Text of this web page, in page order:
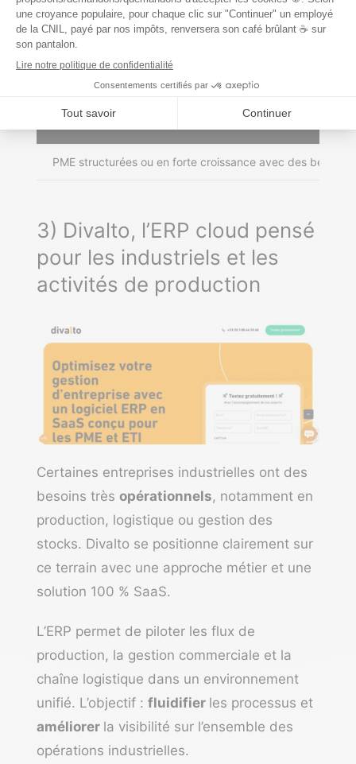
votre organisation.
Pour en savoir plus sur SAP, consultez notre
fiche dédiée.
Pour qui ?
PME structurées ou en forte croissance avec des
3) Divalto, l’ERP cloud pensé
pour les industriels et les
activités de production
Certaines entreprises industrielles ont des
besoins très opérationnels, notamment en
production, logistique ou gestion des
stocks. Divalto se positionne clairement sur
ce terrain avec une approche métier et une
solution 100 % SaaS.
L’ERP permet de piloter les flux de
production, la gestion commerciale et la
chaîne logistique dans un environnement
unifié. L’objectif : fluidifier les processus et
améliorer la visibilité sur l’ensemble des
opérations industrielles.